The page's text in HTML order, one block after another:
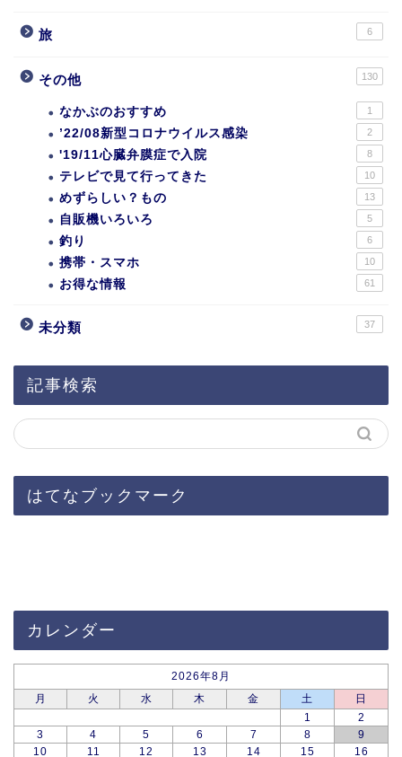
旅 6
その他 130
なかぶのおすすめ 1
’22/08新型コロナウイルス感染 2
'19/11心臓弁膜症で入院 8
テレビで見て行ってきた 10
めずらしい？もの 13
自販機いろいろ 5
釣り 6
携帯・スマホ 10
お得な情報 61
未分類 37
記事検索
はてなブックマーク
カレンダー
2026年8月
月
火 水 木 金 土
日
1
2
3
4 5 6 7 8
9
10
11 12 13 14 15
16